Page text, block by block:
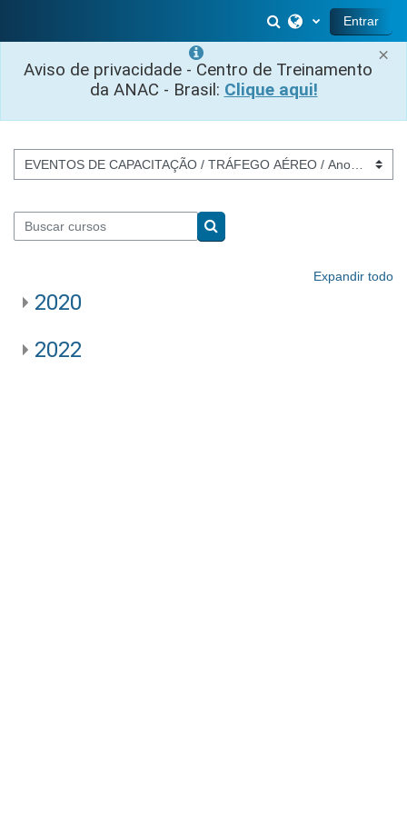
×
Aviso de privacidade - Centro de Treinamento
da ANAC - Brasil: Clique aqui!
Selector de
Entrar
Categorías
Buscar cursos
Buscar cursos
Expandir todo
2020
2022